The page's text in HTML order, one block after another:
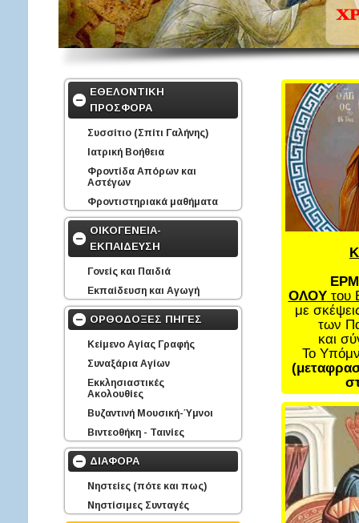
ΕΘΕΛΟΝΤΙΚΗ
ΠΡΟΣΦΟΡΑ
Συσσίτιο (Σπίτι Γαλήνης)
Ιατρική Βοήθεια
Φροντίδα Απόρων και
Αστέγων
Φροντιστηριακά μαθήματα
ΟΙΚΟΓΕΝΕΙΑ-
ΕΚΠΑΙΔΕΥΣΗ
Γονείς και Παιδιά
Εκπαίδευση και Αγωγή
ΟΡΘΟΔΟΞΕΣ ΠΗΓΕΣ
Κείμενο Αγίας Γραφής
Συναξάρια Αγίων
Εκκλησιαστικές
Ακολουθίες
Βυζαντινή Μουσική-Ύμνοι
Βιντεοθήκη - Ταινίες
ΔΙΑΦΟΡΑ
Νηστείες (πότε και πως)
Νηστίσιμες Συνταγές
ΟΛΟΥτου
με
των
και
Το